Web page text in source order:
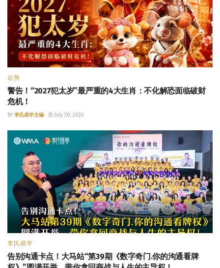
运势
警告！“2027犯太岁”最严重的4大生肖：不化解恐面临破财
危机！
BY 李氏易学主编 July 30, 2026
李氏易学
告别沟通卡点！大马站“第39期《数字奇门.你的沟通看牌